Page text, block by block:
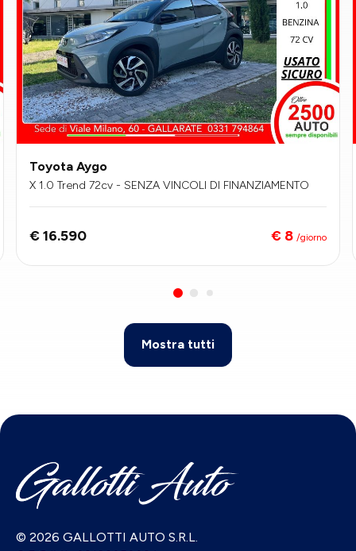
Toyota Aygo
X 1.0 Trend 72cv - SENZA VINCOLI DI FINANZIAMENTO
€ 16.590 € 8 /giorno
Mostra tutti
© 2026 GALLOTTI AUTO S.R.L.